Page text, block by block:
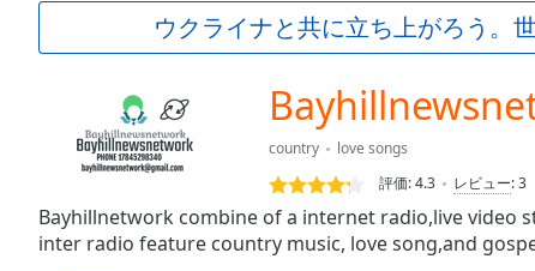
Current
TypeLIVE
Seek to
ウクライナと共に立ち上がろう。
country
love songs
評価:4.3 レビュー:3
Bayhillnetwork combine of a internet radio,live video
inter radio feature country music, love song,and